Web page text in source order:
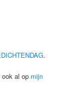
.
al op mijn